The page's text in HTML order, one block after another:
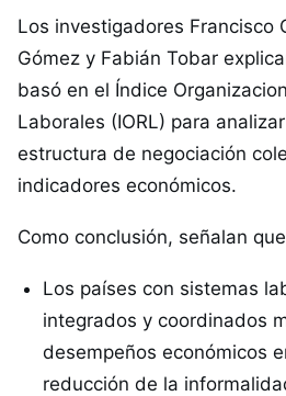
Los investigadores Francisco
Gómez y Fabián Tobar
basó en el Índice
Laborales (IORL) para
estructura de negociación
indicadores económicos.
Como conclusión, señalan
Los países con sistemas
integrados y coordinados
desempeños económicos
reducción de la